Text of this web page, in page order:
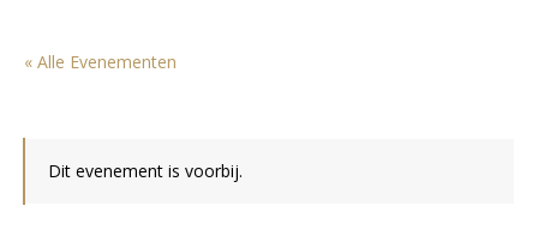
« Alle Evenementen
Dit evenement is voorbij.